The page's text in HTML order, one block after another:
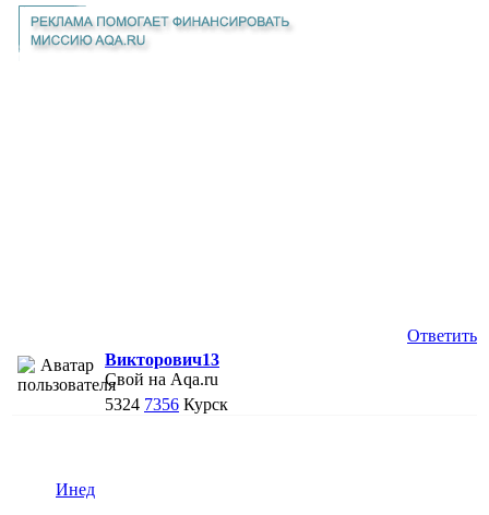
Ответить
Викторович13
Свой на Aqa.ru
5324 7356 Курск
Инед